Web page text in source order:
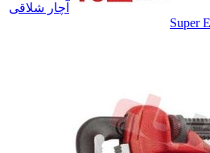
آچار شلاقی